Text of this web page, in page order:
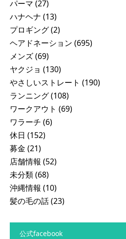
パーマ (27)
ハナヘナ (13)
プロギング(2)
ヘアドネーション (695)
メンズ(69)
ヤクジョ (130)
やさしいストレート (190)
ランニング(108)
ワークアウト (69)
ワラーチ (6)
休日 (152)
募金 (21)
店舗情報 (52)
未分類(68)
沖縄情報 (10)
髪の毛の話(23)
公式facebook